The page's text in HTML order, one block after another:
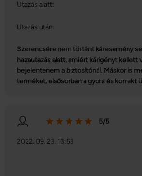
Utazás alatt:
Utazás után:
Szerencsére nem történt káresemény
hazautazás alatt, amiért kárigényt kellett
bejelentenem a biztosítónál. Máskor is
terméket, elsősorban a gyors és korrekt
5/5
2022. 09. 23. 13:53